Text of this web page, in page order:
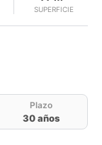
SUPERFICIE
Plazo
30 años